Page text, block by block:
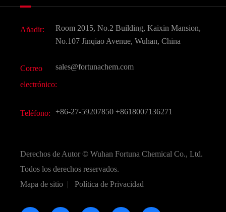
Sabores y fragancias
CAS químico
Todos los productos químicos finos
Preguntas frecuentes (FAQ)
Añadir:
Room 2015, No.2 Building, Kaixin Mansion,
No.107 Jinqiao Avenue, Wuhan, China
Correo
electrónico:
sales@fortunachem.com
Teléfono: +86-27-59207850 +8618007136271
Derechos de Autor © Wuhan Fortuna Chemical Co., Ltd.
Todos los derechos reservados.
Mapa de sitio | Política de Privacidad